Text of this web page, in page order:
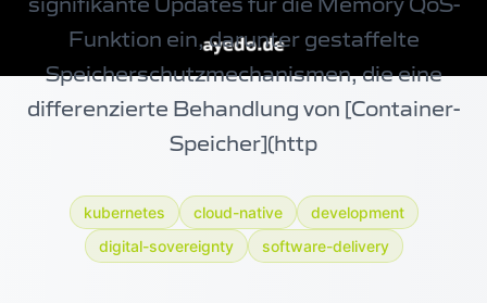
Funktion ein, darunter gestaffelte
Speicherschutzmechanismen, die eine
differenzierte Behandlung von [Container-
Speicher](http
kubernetes cloud-native
development
digital-sovereignty
software-delivery